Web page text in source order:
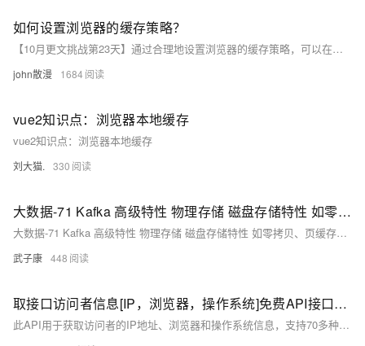
如何设置浏览器的缓存策略？
【10月更文挑战第23天】通过合理地设置浏览器的缓存策略，可以在提高网页性能、减少网络流量的同时，确保用户能够获取到最新的内容，从而提升用户体验和网站的性能优化效果。
john散漫 1684
vue2知识点：浏览器本地缓存
vue2知识点：浏览器本地缓存
刘大猫. 330
大数据-71 Kafka 高级特性 物理存储 磁盘存储特性 如零拷贝、页缓存、mmp、sendfile
大数据-71 Kafka 高级特性 物理存储 磁盘存储特性 如零拷贝、页缓存、mmp、sendfile
武子康 448
取接口访问者信息[IP，浏览器，操作系统]免费API接口教程
此API用于获取访问者的IP地址、浏览器和操作系统信息，支持70多种浏览器和操作系统。通过POST或GET请求至`https://cn.apihz.cn/api/ip/getapi.php`，需提供用户ID和KEY。返回结果包括状态码、消息、IP、浏览器和操作系统信息。示例：{&quot;code&quot;:200,&quot;ip&quot;:&quot;175.154.88.178&quot;,&quot;browser&quot;:&quot;Chrome&quot;,&quot;os&quot;:&quot;Windows 10&quot;}。详情见官网文档。